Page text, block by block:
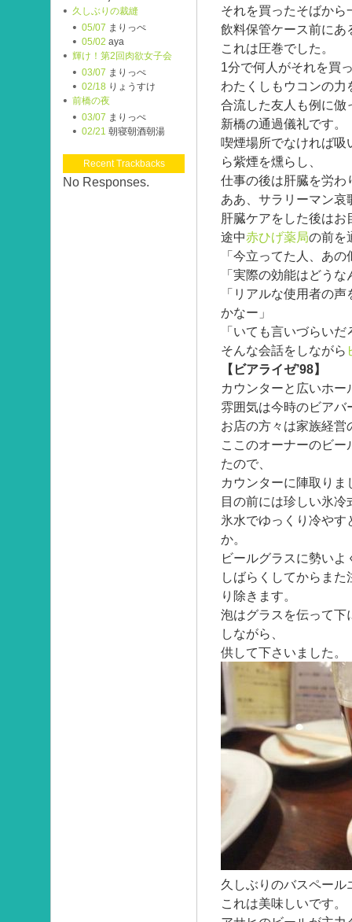
それを買ったそばから
飲料保管ケース前にあ
これは圧巻でした。
1分で何人がそれを買
わたくしもウコンの
合流した友人も例に倣
新橋の通過儀礼です。
喫煙場所でなければ吸
ら紫煙を燻らし、
仕事の後は肝臓を労わ
ああ、サラリーマン哀
肝臓ケアをした後は
途中赤ひげ薬局の前を
「今立ってた人、あ
「実際の効能はどう
「リアルな使用者の
かなー」
「いても言いづらい
そんな会話をしながら
【ビアライゼ’98】
カウンターと広いホー
雰囲気は今時のビアバ
お店の方々は家族経営
ここのオーナーのビ
たので、
カウンターに陣取りま
目の前には珍しい氷冷
氷水でゆっくり冷や
か。
ビールグラスに勢い
しばらくしてからま
り除きます。
泡はグラスを伝って下
しながら、
供して下さいました。
久しぶりのバスペー
これは美味しいです。
久しぶりの裁縫
05/07 まりっぺ
05/02 aya
輝け！第2回肉欲女子会
03/07 まりっぺ
02/18 りょうすけ
前橋の夜
03/07 まりっぺ
02/21 朝寝朝酒朝湯
Recent Trackbacks
No Responses.